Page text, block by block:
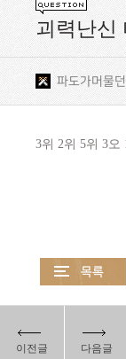
괴력난신
파도가머물
3위 2위 5위 3오
이전글 다음글